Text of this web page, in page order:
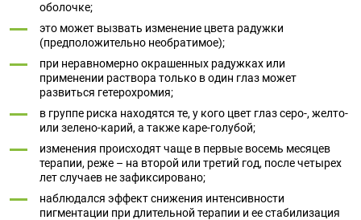
оболочке;
это может вызвать изменение цвета радужки
(предположительно необратимое);
при неравномерно окрашенных радужках или
применении раствора только в один глаз может
развиться гетерохромия;
в группе риска находятся те, у кого цвет глаз серо-, желто-
или зелено-карий, а также каре-голубой;
изменения происходят чаще в первые восемь месяцев
терапии, реже – на второй или третий год, после четырех
лет случаев не зафиксировано;
наблюдался эффект снижения интенсивности
пигментации при длительной терапии и ее стабилизация